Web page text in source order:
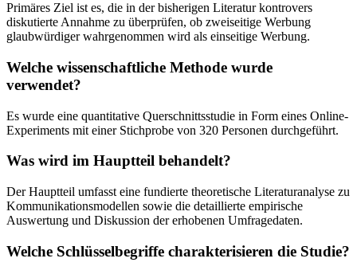
Primäres Ziel ist es, die in der bisherigen Literatur kontrovers
diskutierte Annahme zu überprüfen, ob zweiseitige Werbung
glaubwürdiger wahrgenommen wird als einseitige Werbung.
Welche wissenschaftliche Methode wurde
verwendet?
Es wurde eine quantitative Querschnittsstudie in Form eines Online-
Experiments mit einer Stichprobe von 320 Personen durchgeführt.
Was wird im Hauptteil behandelt?
Der Hauptteil umfasst eine fundierte theoretische Literaturanalyse zu
Kommunikationsmodellen sowie die detaillierte empirische
Auswertung und Diskussion der erhobenen Umfragedaten.
Welche Schlüsselbegriffe charakterisieren die Studie?